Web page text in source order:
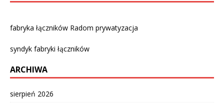
fabryka łączników Radom prywatyzacja
syndyk fabryki łączników
ARCHIWA
sierpień 2026